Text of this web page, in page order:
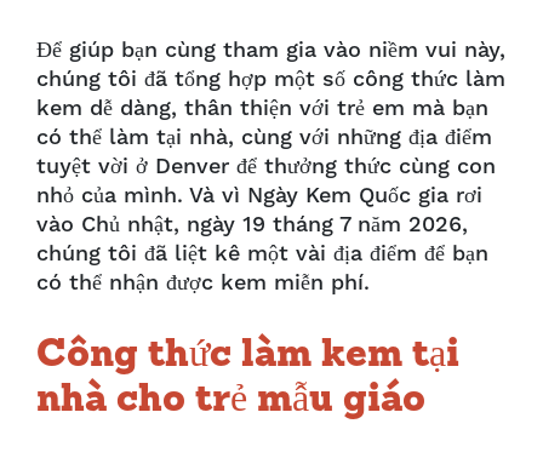
Để giúp bạn cùng tham gia vào niềm vui này,
chúng tôi đã tổng hợp một số công thức làm
kem dễ dàng, thân thiện với trẻ em mà bạn
có thể làm tại nhà, cùng với những địa điểm
tuyệt vời ở Denver để thưởng thức cùng con
nhỏ của mình. Và vì Ngày Kem Quốc gia rơi
vào Chủ nhật, ngày 19 tháng 7 năm 2026,
chúng tôi đã liệt kê một vài địa điểm để bạn
có thể nhận được kem miễn phí.
Công thức làm kem tại
nhà cho trẻ mẫu giáo